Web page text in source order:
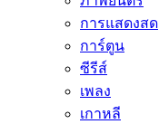
การแสดงสด
การ์ตูน
ซีรีส์
เพลง
เกาหลี